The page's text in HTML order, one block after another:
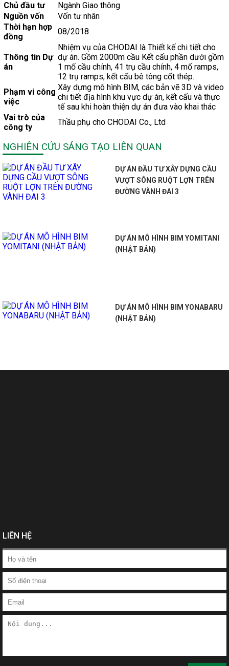
Chủ đầu tư
Ngành Giao thông
Nguồn vốn
Vốn tư nhân
Thời hạn hợp
đồng
08/2018
Thông tin Dự
án
Nhiệm vụ của CHODAI là Thiết kế chi tiết cho
dự án. Gồm 2000m cầu Kết cấu phần dưới gồm
1 mố cầu chính, 41 trụ cầu chính, 4 mố ramps,
12 trụ ramps, kết cấu bê tông cốt thép.
Phạm vi công
việc
Xây dựng mô hình BIM, các bản vẽ 3D và video
chi tiết địa hình khu vực dự án, kết cấu và thực
tế sau khi hoàn thiện dự án đưa vào khai thác
Vai trò của
công ty
Thầu phụ cho CHODAI Co., Ltd
NGHIÊN CỨU SÁNG TẠO LIÊN QUAN
DỰ ÁN ĐẦU TƯ XÂY DỰNG CẦU
VƯỢT SÔNG RUỘT LỢN TRÊN
ĐƯỜNG VÀNH ĐAI 3
DỰ ÁN MÔ HÌNH BIM YOMITANI
(NHẬT BẢN)
DỰ ÁN MÔ HÌNH BIM YONABARU
(NHẬT BẢN)
LIÊN HỆ